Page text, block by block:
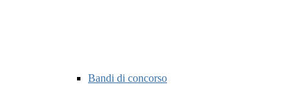
Bandi di concorso